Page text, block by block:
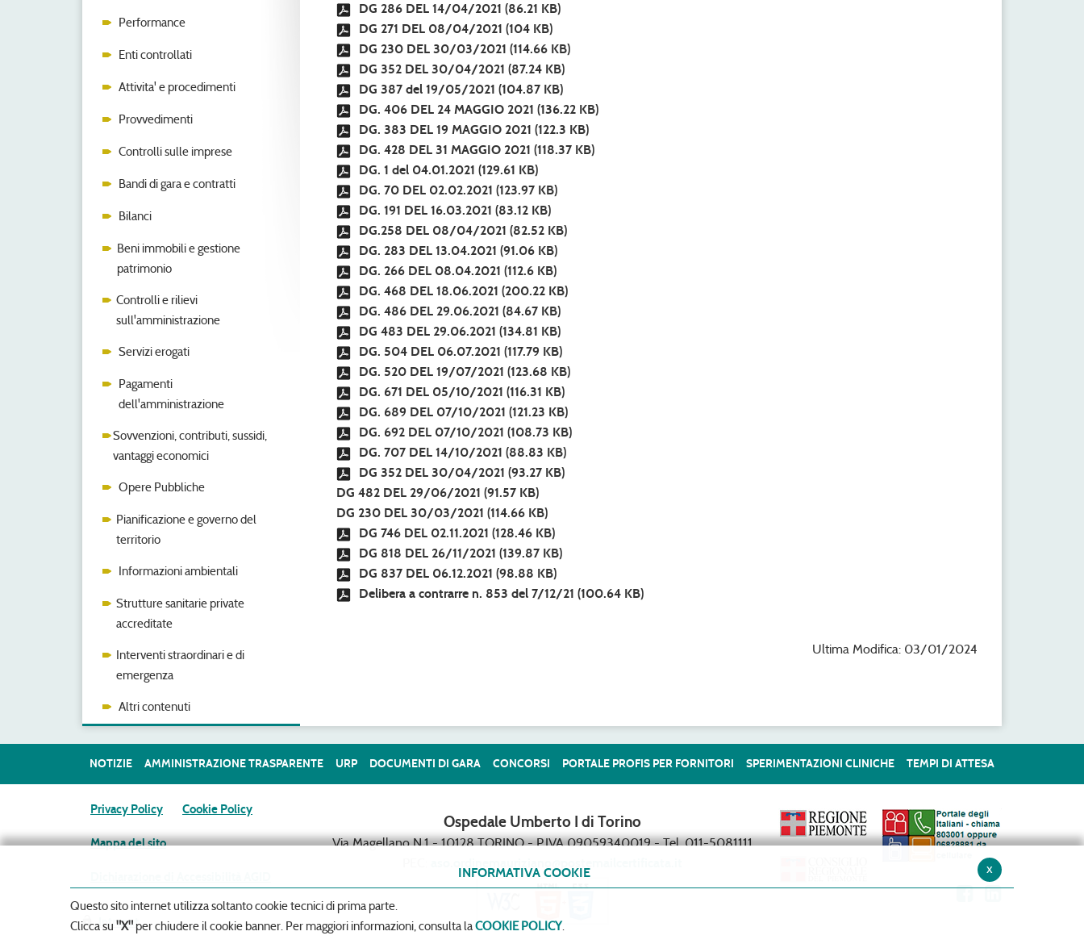
Performance
Enti controllati
Attivita' e procedimenti
Provvedimenti
Controlli sulle imprese
Bandi di gara e contratti
Bilanci
Beni immobili e gestione
patrimonio
Controlli e rilievi
sull'amministrazione
Servizi erogati
Pagamenti
dell'amministrazione
Sovvenzioni, contributi, sussidi,
vantaggi economici
Opere Pubbliche
Pianificazione e governo del
territorio
Informazioni ambientali
Strutture sanitarie private
accreditate
Interventi straordinari e di
emergenza
Altri contenuti
DG 286 DEL 14/04/2021 (86.21 KB)
DG 271 DEL 08/04/2021 (104 KB)
DG 230 DEL 30/03/2021 (114.66 KB)
DG 352 DEL 30/04/2021 (87.24 KB)
DG 387 del 19/05/2021 (104.87 KB)
DG. 406 DEL 24 MAGGIO 2021 (136.22 KB)
DG. 383 DEL 19 MAGGIO 2021 (122.3 KB)
DG. 428 DEL 31 MAGGIO 2021 (118.37 KB)
DG. 1 del 04.01.2021 (129.61 KB)
DG. 70 DEL 02.02.2021 (123.97 KB)
DG. 191 DEL 16.03.2021 (83.12 KB)
DG.258 DEL 08/04/2021 (82.52 KB)
DG. 283 DEL 13.04.2021 (91.06 KB)
DG. 266 DEL 08.04.2021 (112.6 KB)
DG. 468 DEL 18.06.2021 (200.22 KB)
DG. 486 DEL 29.06.2021 (84.67 KB)
DG 483 DEL 29.06.2021 (134.81 KB)
DG. 504 DEL 06.07.2021 (117.79 KB)
DG. 520 DEL 19/07/2021 (123.68 KB)
DG. 671 DEL 05/10/2021 (116.31 KB)
DG. 689 DEL 07/10/2021 (121.23 KB)
DG. 692 DEL 07/10/2021 (108.73 KB)
DG. 707 DEL 14/10/2021 (88.83 KB)
DG 352 DEL 30/04/2021 (93.27 KB)
DG 482 DEL 29/06/2021 (91.57 KB)
DG 230 DEL 30/03/2021 (114.66 KB)
DG 746 DEL 02.11.2021 (128.46 KB)
DG 818 DEL 26/11/2021 (139.87 KB)
DG 837 DEL 06.12.2021 (98.88 KB)
Delibera a contrarre n. 853 del 7/12/21 (100.64 KB)
Ultima Modifica: 03/01/2024
NOTIZIE AMMINISTRAZIONE TRASPARENTE URP DOCUMENTI DI GARA CONCORSI PORTALE PROFIS PER FORNITORI SPERIMENTAZIONI CLINICHE TEMPI DI ATTESA
Privacy Policy Cookie Policy
Mappa del sito
Intranet
Ospedale Umberto I di Torino
Via Magellano N.1 - 10128 TORINO - P.IVA 09059340019 - Tel. 011-5081111
x
INFORMATIVA COOKIE
Questo sito internet utilizza soltanto cookie tecnici di prima parte.
Clicca su "X" per chiudere il cookie banner. Per maggiori informazioni, consulta laCOOKIE POLICY.